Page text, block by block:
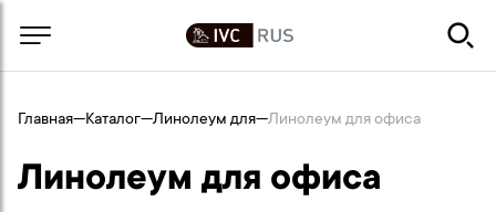
Главная—Каталог—Линолеум для—Линолеум для офиса
Линолеум для офиса